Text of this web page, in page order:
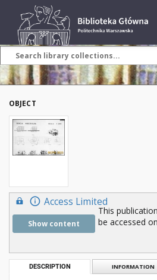
OBJECT
Access Limited
Show content
This
be accessed
DESCRIPTION INFORMATION